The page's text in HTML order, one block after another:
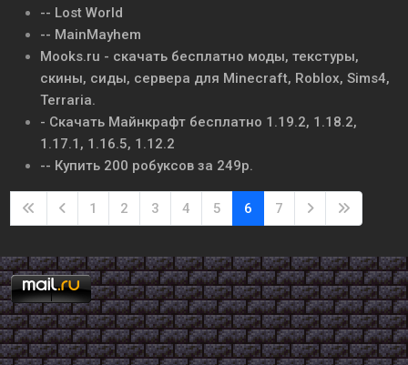
-- Lost World
-- MainMayhem
Mooks.ru - скачать бесплатно моды, текстуры,
скины, сиды, сервера для Minecraft, Roblox, Sims4,
Terraria.
- Скачать Майнкрафт бесплатно 1.19.2, 1.18.2,
1.17.1, 1.16.5, 1.12.2
-- Купить 200 робуксов за 249р.
1 2 3 4 5 6 7